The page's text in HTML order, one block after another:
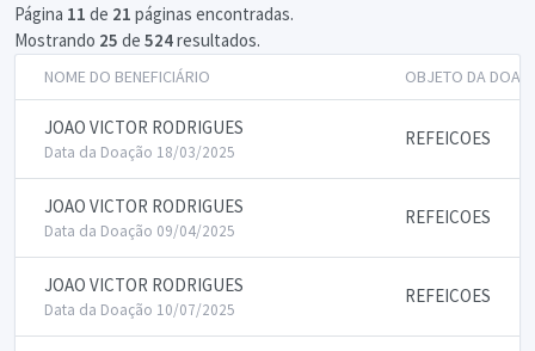
Página 11 de 21 páginas encontradas.
Mostrando 25 de 524resultados.
NOME DO BENEFICIÁRIO OBJETO DA
JOAO VICTOR RODRIGUES
Data da Doação 18/03/2025
REFEICOES
JOAO VICTOR RODRIGUES
Data da Doação 09/04/2025
REFEICOES
JOAO VICTOR RODRIGUES
Data da Doação 10/07/2025
REFEICOES